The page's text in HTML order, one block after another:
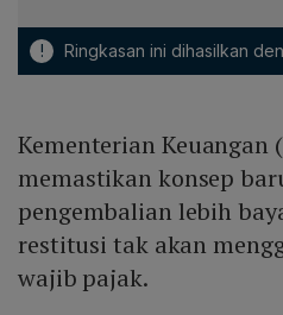
! Ringkasan ini dihasilkan
Kementerian Keuangan
memastikan konsep
pengembalian lebih
restitusi tak akan
wajib pajak.